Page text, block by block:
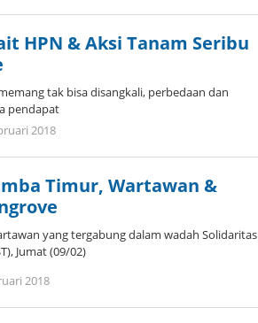
HPN & Aksi Tanam Seribu
tak bisa disangkali, perbedaan dan
pendapat
2018
Timur, Wartawan &
yang tergabung dalam wadah Solidaritas
Jumat (09/02)
2018